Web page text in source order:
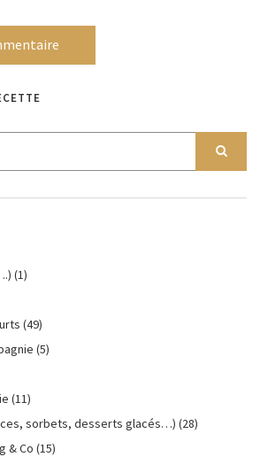
(1)
(49)
(5)
(11)
sorbets, desserts glacés…) (28)
& Co (15)